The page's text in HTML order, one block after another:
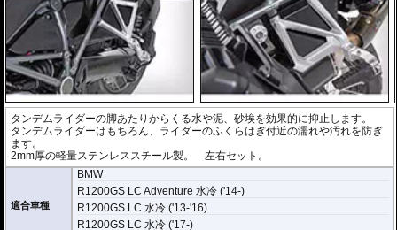
タンデムライダーの脚あたりからくる水や泥、砂埃を効果的に抑止します。
タンデムライダーはもちろん、ライダーのふくらはぎ付近の濡れや汚れを防ぎ
ます。
2mm厚の軽量ステンレススチール製。 左右セット。
適合車種
BMW
R1200GS LC Adventure 水冷 ('14-)
R1200GS LC 水冷 ('13-'16)
R1200GS LC 水冷 ('17-)